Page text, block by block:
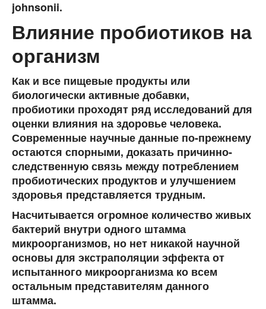
johnsonii.
Влияние пробиотиков на
организм
Как и все пищевые продукты или
биологически активные добавки,
пробиотики проходят ряд исследований для
оценки влияния на здоровье человека.
Современные научные данные по-прежнему
остаются спорными, доказать причинно-
следственную связь между потреблением
пробиотических продуктов и улучшением
здоровья представляется трудным.
Насчитывается огромное количество живых
бактерий внутри одного штамма
микроорганизмов, но нет никакой научной
основы для экстраполяции эффекта от
испытанного микроорганизма ко всем
остальным представителям данного
штамма.